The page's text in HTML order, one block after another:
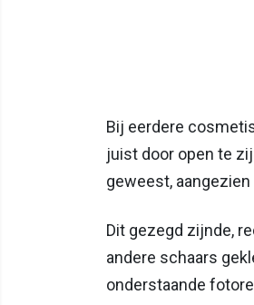
Bij eerdere
juist door open te
geweest,
Dit gezegd zijnde,
andere schaars
onderstaande